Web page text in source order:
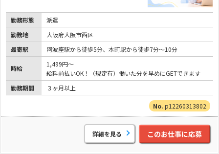
勤務形態
派遣
勤務地
大阪府大阪市西区
最寄駅
阿波座駅から徒歩5分、本町駅から徒歩7分～10分
時給
1,499円～
給料前払いOK！（規定有）働いた分を早めにGETできます
勤務期間
３ヶ月以上
p12260313802
詳細を見る このお仕事に応募